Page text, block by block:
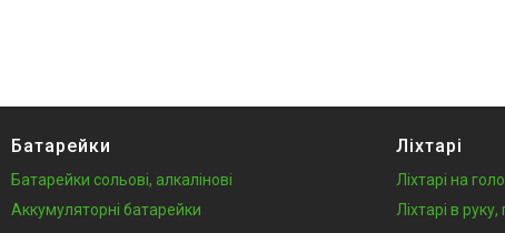
Батарейки
Батарейки сольові, алкалінові
Аккумуляторні батарейки
Ліхтарі
Ліхтарі на
Ліхтарі в